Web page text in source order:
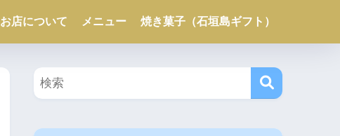
お店について メニュー 焼き菓子（石垣島ギフト）